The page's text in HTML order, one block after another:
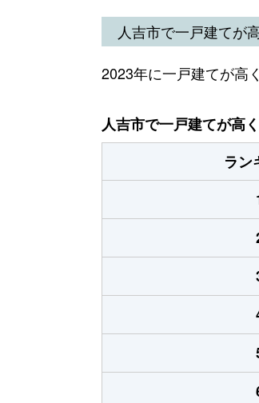
人吉市で一戸建てが
2023年に一戸建てが高
人吉市で一戸建てが高
ラン